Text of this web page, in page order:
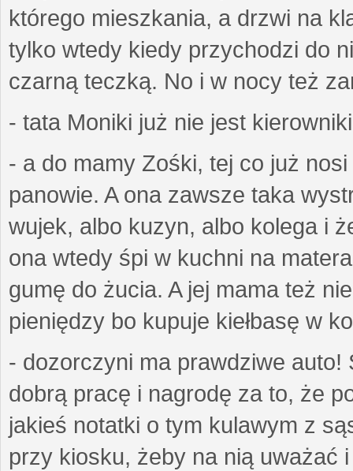
którego mieszkania, a drzwi na
tylko wtedy kiedy przychodzi do
czarną teczką. No i w nocy też
- tata Moniki już nie jest
- a do mamy Zośki, tej co już
panowie. A ona zawsze taka
wujek, albo kuzyn, albo kolega i
ona wtedy śpi w kuchni na
gumę do żucia. A jej mama też
pieniędzy bo kupuje kiełbasę w
- dozorczyni ma prawdziwe auto!
dobrą pracę i nagrodę za to, że
jakieś notatki o tym kulawym z
przy kiosku, żeby na nią uważać